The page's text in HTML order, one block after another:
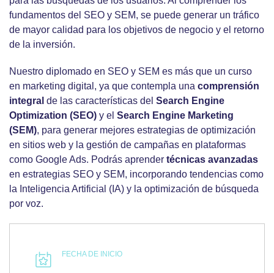
fundamentos del SEO y SEM, se puede generar un tráfico
de mayor calidad para los objetivos de negocio y el retorno
de la inversión.
Nuestro diplomado en SEO y SEM es más que un curso
en marketing digital, ya que contempla una comprensión
integral de las características del Search Engine
Optimization (SEO) y el Search Engine Marketing
(SEM), para generar mejores estrategias de optimización
en sitios web y la gestión de campañas en plataformas
como Google Ads. Podrás aprender técnicas avanzadas
en estrategias SEO y SEM, incorporando tendencias como
la Inteligencia Artificial (IA) y la optimización de búsqueda
por voz.
FECHA DE INICIO